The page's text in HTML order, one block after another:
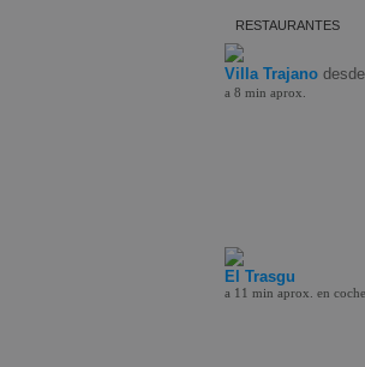
RESTAURANTES
Villa Trajano desde
a 8 min aprox.
El Trasgu
a 11 min aprox. en coche